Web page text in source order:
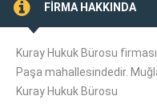
FİRMA HAKKINDA
Kuray Hukuk Bürosu
Paşa mahallesindedir.
Kuray Hukuk Bürosu